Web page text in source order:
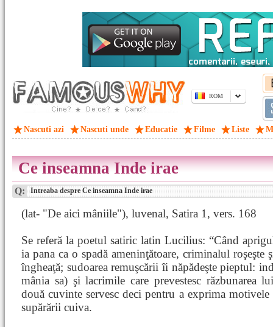
ROM
Nascuti azi Nascuti unde Educatie Filme Liste
Ce inseamna Inde irae
Q: Intreaba despre Ce inseamna Inde irae
(lat- "De aici mâniile"), luvenal, Satira 1, vers. 168
Se referă la poetul satiric latin Lucilius: “Când
ia pana ca o spadă ameninţătoare, criminalul roşeşte
îngheaţă; sudoarea remuşcării îi năpădeşte pieptul:
mânia sa) şi lacrimile care prevestesc răzbunarea
două cuvinte servesc deci pentru a exprima
supărării cuiva.